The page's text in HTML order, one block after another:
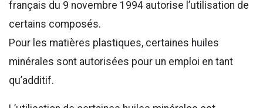
français du 9 novembre 1994 autorise l’utilisation de
certains composés.
Pour les matières plastiques, certaines huiles
minérales sont autorisées pour un emploi en tant
qu’additif.